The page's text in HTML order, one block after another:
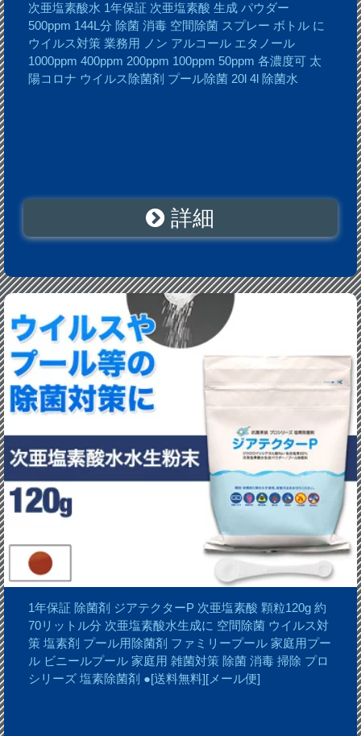
次亜塩素酸水 1年保証 次亜塩素酸 生成 パウダー
500ppm 144L分 除菌 消毒 空間除菌 スプレー ボトル に
ウイルス対策 業務用 ノン アルコール エタノール
1000ppm 400ppm 200ppm 100ppm 50ppm 各濃度可 太
陽コロナ ウイルス除菌剤 プール除菌 20l 4l 除菌水
詳細
1年保証 除菌剤 ジアテクターP 次亜塩素酸 顆粒120g 約
70リットル分 次亜塩素酸水生成に 空間除菌 ウイルス対
策 塩素剤 プール用除菌剤 ファミリープール 家庭用プー
ル ビニールプール 家庭用 雑菌対策 除菌 消毒 掃除 プロ
シリーズ 塩素除菌剤 ●[送料無料][メール便]